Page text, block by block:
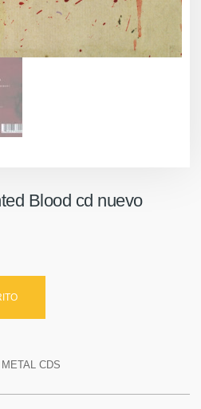
Blood cd nuevo
CDS